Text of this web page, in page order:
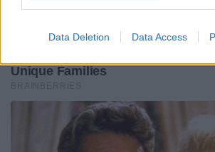
Data Deletion Data Access